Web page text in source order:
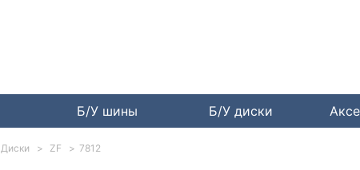
Б/У шины Б/У диски
Диски ZF 7812